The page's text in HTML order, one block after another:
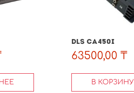
DLS CA450i
63500,00 ₸
В КОРЗИНУ